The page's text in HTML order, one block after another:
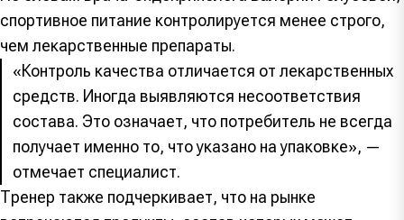
спортивное питание контролируется менее строго,
чем лекарственные препараты.
«Контроль качества отличается от лекарственных
средств. Иногда выявляются несоответствия
состава. Это означает, что потребитель не всегда
получает именно то, что указано на упаковке», —
отмечает специалист.
Тренер также подчеркивает, что на рынке